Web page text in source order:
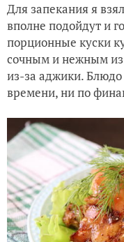
Для запекания я
вполне подойдут и
порционные куски
сочным и нежным
из-за аджики. Блюдо
времени, ни по